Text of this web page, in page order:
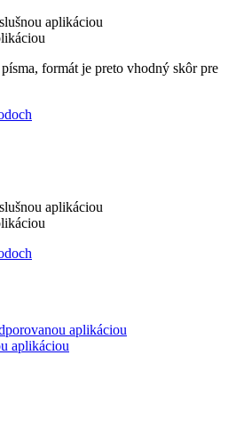
aplikáciou
formát je preto vhodný skôr pre
aplikáciou
aplikáciou
aplikáciou